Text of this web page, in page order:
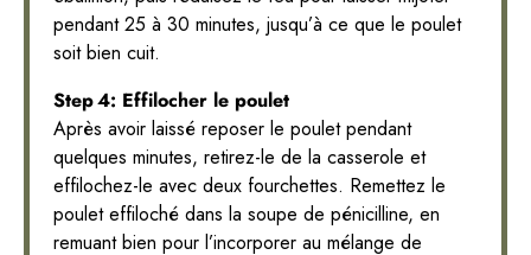
pendant 25 à 30 minutes, jusqu’à ce que le poulet
soit bien cuit.
Step 4: Effilocher le poulet
Après avoir laissé reposer le poulet pendant
quelques minutes, retirez-le de la casserole et
effilochez-le avec deux fourchettes. Remettez le
poulet effiloché dans la soupe de pénicilline, en
remuant bien pour l’incorporer au mélange de